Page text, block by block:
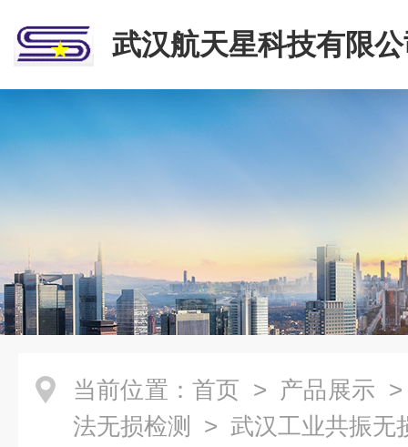
武汉航天星科技有限
当前位置： 首页 > 产品展示
法无损检测
> 武汉工业共振无